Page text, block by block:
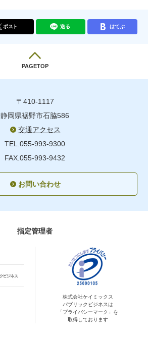
ポスト 送る はてぶ
PAGETOP
〒410-1117
静岡県裾野市石脇586
交通アクセス
TEL.055-993-9300
FAX.055-993-9432
お問い合わせ
指定管理者
株式会社ケイミックス
パブリックビジネスは
「プライバシーマーク」を
取得しております